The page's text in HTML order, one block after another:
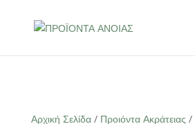
Αρχική Σελίδα/ Προιόντα Ακράτειας /